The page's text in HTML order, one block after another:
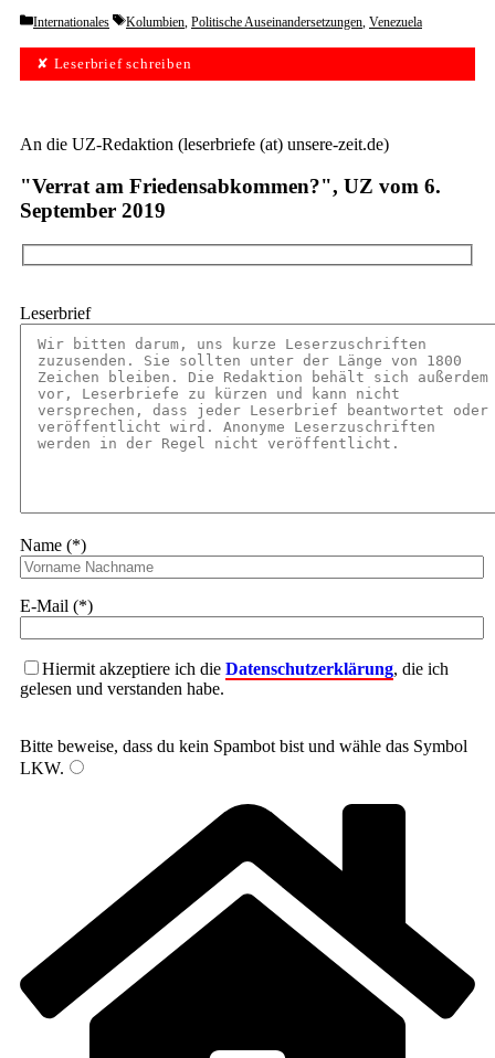
Categories
Internationales Tags
Kolumbien, Politische Auseinandersetzungen, Venezuela
✘ Leserbrief schreiben
An die UZ-Redaktion (leserbriefe (at) unsere-zeit.de)
"Verrat am Friedensabkommen?", UZ vom 6.
September 2019
Leserbrief
Name (*)
E-Mail (*)
Hiermit akzeptiere ich die Datenschutzerklärung, die ich
gelesen und verstanden habe.
Bitte beweise, dass du kein Spambot bist und wähle das Symbol
LKW.